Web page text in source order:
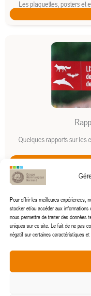
Pour offrir les meilleures expériences,
stocker et/ou accéder aux
nous permettra de traiter des données
uniques sur ce site. Le fait de ne pas
négatif sur certaines caractéristiques et
Les plaquettes, posters et
Quelques rapports sur les